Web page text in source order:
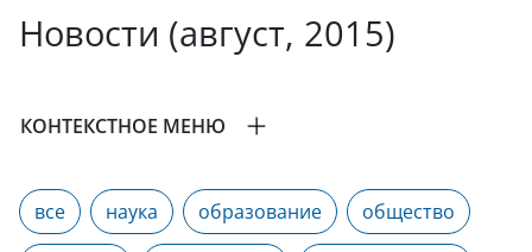
Новости (август, 2015)
КОНТЕКСТНОЕ МЕНЮ
все наука образование общество